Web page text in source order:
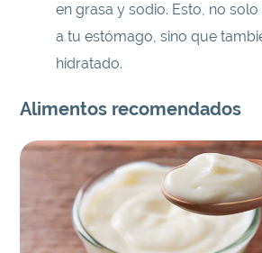
en grasa y sodio. Esto, no
a tu estómago, sino que
hidratado.
Alimentos recomendados